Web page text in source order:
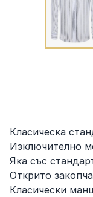
Класическа
Изключително
Яка със
Открито
Класически